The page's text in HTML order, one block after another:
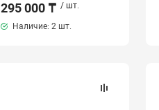
295 000 ₸ / шт.
Наличие: 2 шт.